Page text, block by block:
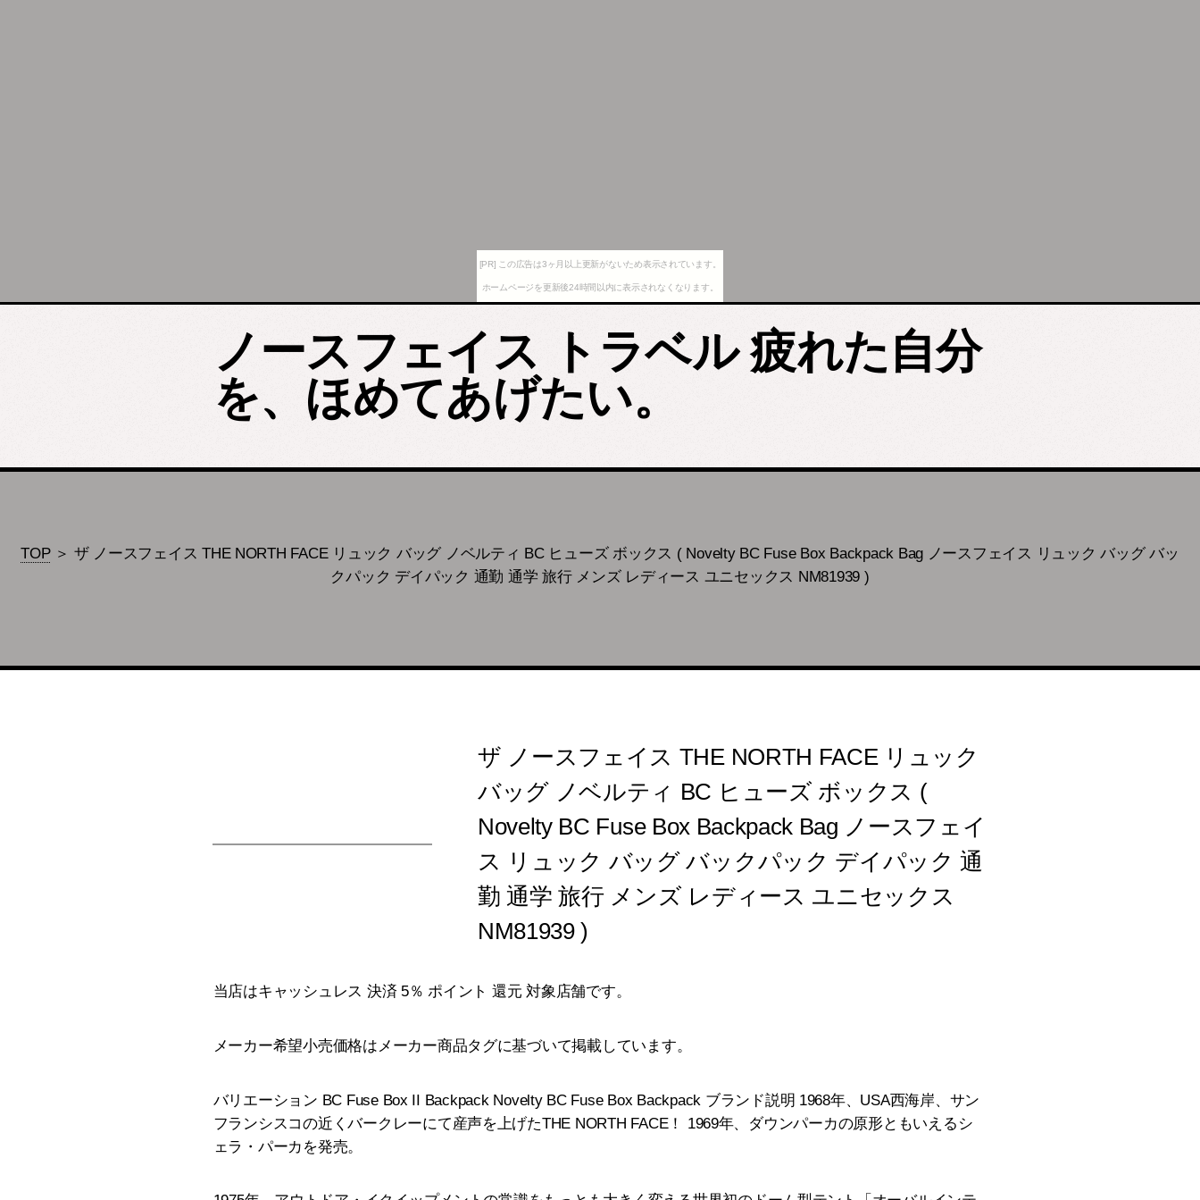
[PR] この広告は3ヶ月以上更新がないため表示されています。
ホームページを更新後24時間以内に表示されなくなります。
ノースフェイス トラベル 疲れた自分
を、ほめてあげたい。
TOP＞ ザ ノースフェイス THE NORTH FACE リュック バッグ ノベルティ BC ヒューズ ボックス ( Novelty BC Fuse Box Backpack Bag ノースフェイス リュック バッグ バッ
クパック デイパック 通勤 通学 旅行 メンズ レディース ユニセックス NM81939 )
ザ ノースフェイス THE NORTH FACE リュック
バッグ ノベルティ BC ヒューズ ボックス (
Novelty BC Fuse Box Backpack Bag ノースフェイ
ス リュック バッグ バックパック デイパック 通
勤 通学 旅行 メンズ レディース ユニセックス
NM81939 )
当店はキャッシュレス 決済 5％ ポイント 還元 対象店舗です。
メーカー希望小売価格はメーカー商品タグに基づいて掲載しています。
バリエーション BC Fuse Box II Backpack Novelty BC Fuse Box Backpack ブランド説明 1968年、USA西海岸、サン
フランシスコの近くバークレーにて産声を上げたTHE NORTH FACE！ 1969年、ダウンパーカの原形ともいえるシ
ェラ・パーカを発売。